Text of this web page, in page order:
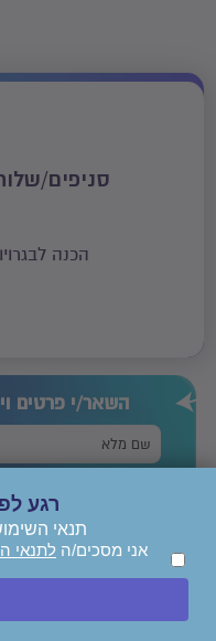
סניפים/
הכנה לבגרויות - 0, תל
השאר/י פרטים
אני מסכים/הלתנאי
אני מאשר/ת קבלת
רגע
תנאי
אני מסכים/ה לתנאי